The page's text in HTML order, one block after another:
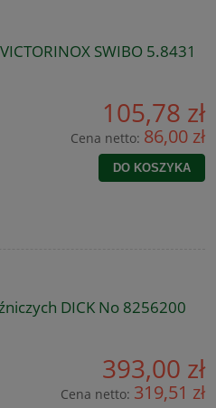
SWIBO 5.8431
105,78 zł
Cena netto: 86,00 zł
DO KOSZYKA
DICK No 8256200
393,00 zł
Cena netto: 319,51 zł